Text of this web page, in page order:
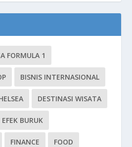
FORMULA 1
BISNIS INTERNASIONAL
DESTINASI WISATA
EFEK BURUK
FINANCE FOOD